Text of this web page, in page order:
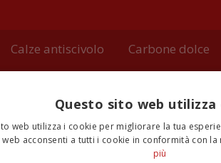
Calze antiscivolo Carbone dolce
al latteQuesto sito web utilizza
web utilizza i cookie per migliorare la tua
acconsenti a tutti i cookie in conformità con
più